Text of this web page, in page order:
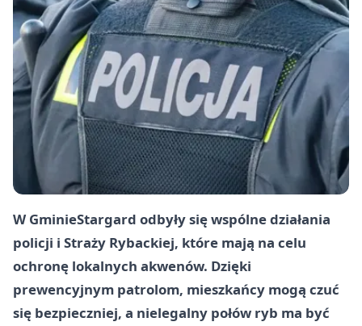
W GminieStargard odbyły się wspólne działania
policji i Straży Rybackiej, które mają na celu
ochronę lokalnych akwenów. Dzięki
prewencyjnym patrolom, mieszkańcy mogą czuć
się bezpieczniej, a nielegalny połów ryb ma być